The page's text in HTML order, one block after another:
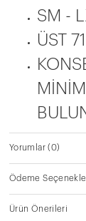
SM -
ÜST
Yorumlar(0)
Ödeme
Ürün Önerileri